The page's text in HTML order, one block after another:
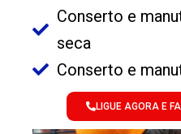
Conserto e
seca
Conserto e
LIGUE AGORA E